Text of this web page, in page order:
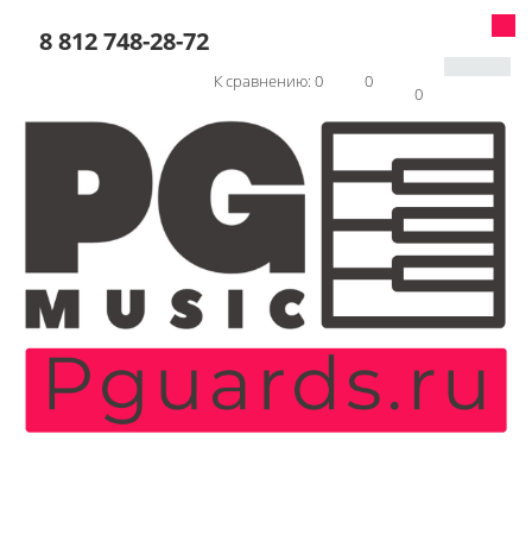
8 812 748-28-72
0
0
К сравнению: 0